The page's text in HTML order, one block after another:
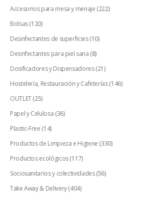
Accesorios para mesa y menaje (222)
Bolsas(120)
Desinfectantes de superficies (10)
Desinfectantes para piel sana (8)
Dosificadores y Dispensadores (21)
Hostelería, Restauración y Cafeterías(146)
OUTLET(25)
Papel y Celulosa (36)
Plastic-Free (14)
Productos de Limpieza e Higiene (330)
Productos ecológicos(117)
Sociosanitarios y colectividades (56)
Take Away & Delivery(404)